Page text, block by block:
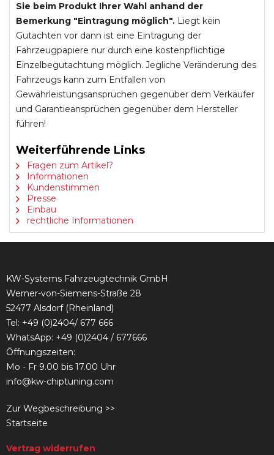
Sie beim Produkt Ihrer Wahl anhand der
Bemerkung "Eintragung möglich". Liegt kein
Gutachten vor dann ist eine Eintragung der
Fahrzeugpapiere nur durch eine kostenpflichtige
Einzelbegutachtung möglich. Jegliche Veränderung des
Fahrzeugs kann zum Entfallen von
Gewährleistungsansprüchen gegenüber dem Verkäufer
und Garantieansprüchen gegenüber dem Hersteller
führen!
Weiterführende Links
Fragen zum Artikel?
Informationen
Kundenstimmen
Presse
Einbau
rechtliche Informationen
KW-Systems Fahrzeugtechnik GmbH
Werner-von-Siemens-Straße 28
52477 Alsdorf (Rheinland)
Tel: +49 (0)2404/ 677 666
WhatsApp: +49 (0)2404 / 677666
Öffnungszeiten:
Mo - Fr 9.00 bis 17.00 Uhr
info@kw-chiptuning.com
Zur Wegbeschreibung >>
Startseite
Vertrag widerrufen